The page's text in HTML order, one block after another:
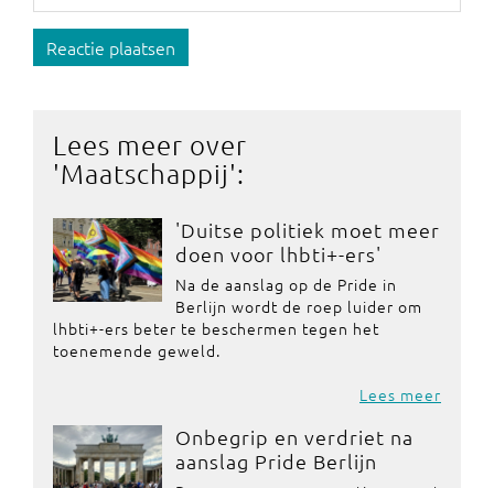
Reactie plaatsen
Lees meer over
'Maatschappij':
'Duitse politiek moet meer
doen voor lhbti+-ers'
Na de aanslag op de Pride in
Berlijn wordt de roep luider om
lhbti+-ers beter te beschermen tegen het
toenemende geweld.
Lees meer
Onbegrip en verdriet na
aanslag Pride Berlijn